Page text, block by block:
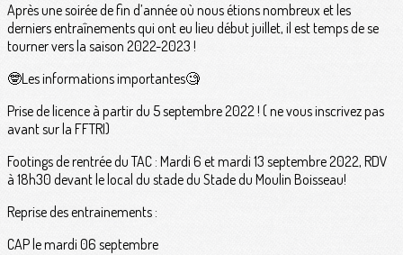
Après une soirée de fin d’année où nous étions nombreux et les
derniers entraînements qui ont eu lieu début juillet, il est temps de se
tourner vers la saison 2022-2023 !
🤓Les informations importantes🧐
Prise de licence à partir du 5 septembre 2022 ! ( ne vous inscrivez pas
avant sur la FFTRI)
Footings de rentrée du TAC : Mardi 6 et mardi 13 septembre 2022, RDV
à 18h30 devant le local du stade du Stade du Moulin Boisseau!
Reprise des entrainements :
CAP le mardi 06 septembre